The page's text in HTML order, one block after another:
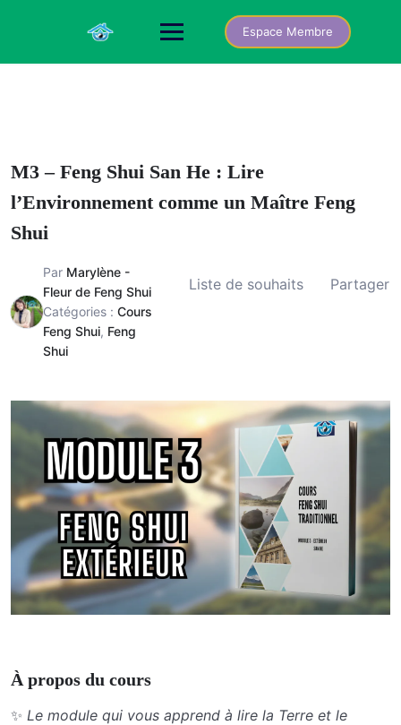
Espace Membre
M3 – Feng Shui San He : Lire
l’Environnement comme un Maître Feng
Shui
Par Marylène -
Fleur de Feng Shui
Catégories : Cours
Feng Shui, Feng
Shui
Liste de souhaits Partager
À propos du cours
✨ Le module qui vous apprend à lire la Terre et le